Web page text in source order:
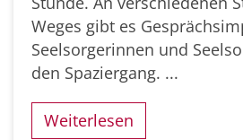
Weges gibt es
Seelsorgerinnen und
den Spaziergang. ...
Weiterlesen